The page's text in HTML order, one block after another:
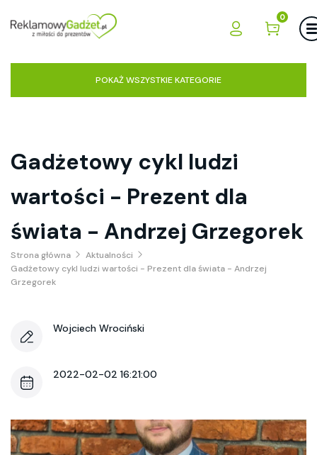
0
POKAŻ WSZYSTKIE KATEGORIE
Gadżetowy cykl ludzi
wartości - Prezent dla
świata - Andrzej Grzegorek
Strona główna
Aktualności
Gadżetowy cykl ludzi wartości - Prezent dla świata - Andrzej
Grzegorek
Wojciech Wrociński
2022-02-02 16:21:00